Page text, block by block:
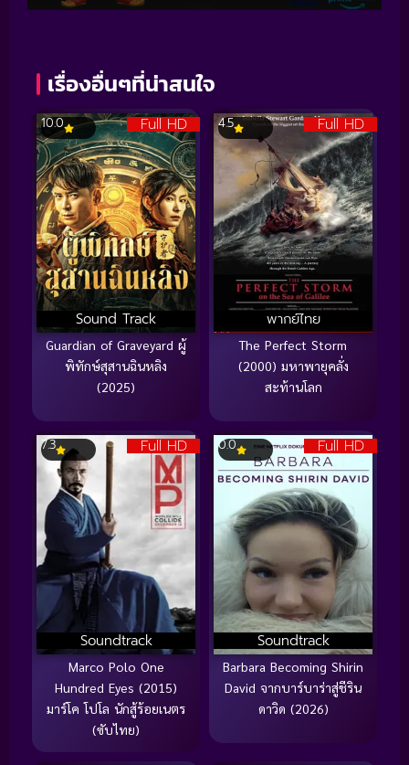
เรื่องอื่นๆที่น่าสนใจ
Full HD
Sound Track
10.0
Guardian of Graveyard ผู้
พิทักษ์สุสานฉินหลิง
(2025)
Full HD
พากย์ไทย
4.5
The Perfect Storm
(2000) มหาพายุคลั่ง
สะท้านโลก
Full HD
Soundtrack
7.3
Marco Polo One
Hundred Eyes (2015)
มาร์โค โปโล นักสู้ร้อยเนตร
(ซับไทย)
Full HD
Soundtrack
0.0
Barbara Becoming Shirin
David จากบาร์บาร่าสู่ชีริน
ดาวิด (2026)